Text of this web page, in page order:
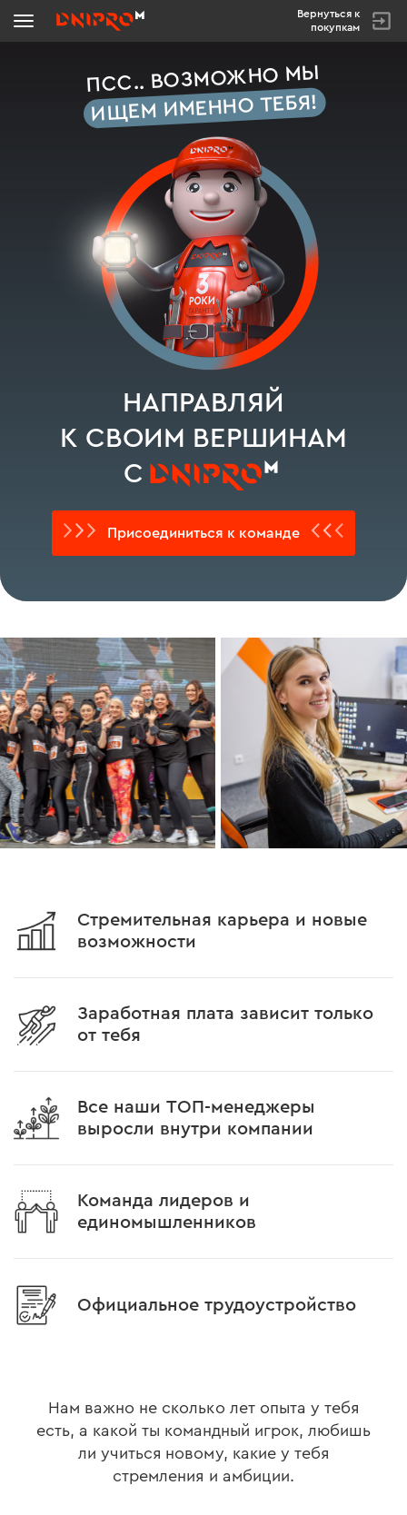
Вернуться к
покупкам
ПСС.. ВОЗМОЖНО МЫ
ИЩЕМ ИМЕННО ТЕБЯ!
НАПРАВЛЯЙ
К СВОИМ ВЕРШИНАМ
С
› Присоединиться к команде ‹
Стремительная карьера и новые
возможности
Заработная плата зависит только
от тебя
Все наши ТОП-менеджеры
выросли внутри компании
Команда лидеров и
единомышленников
Официальное трудоустройство
Нам важно не сколько лет опыта у тебя
есть, а какой ты командный игрок, любишь
ли учиться новому, какие у тебя
стремления и амбиции.